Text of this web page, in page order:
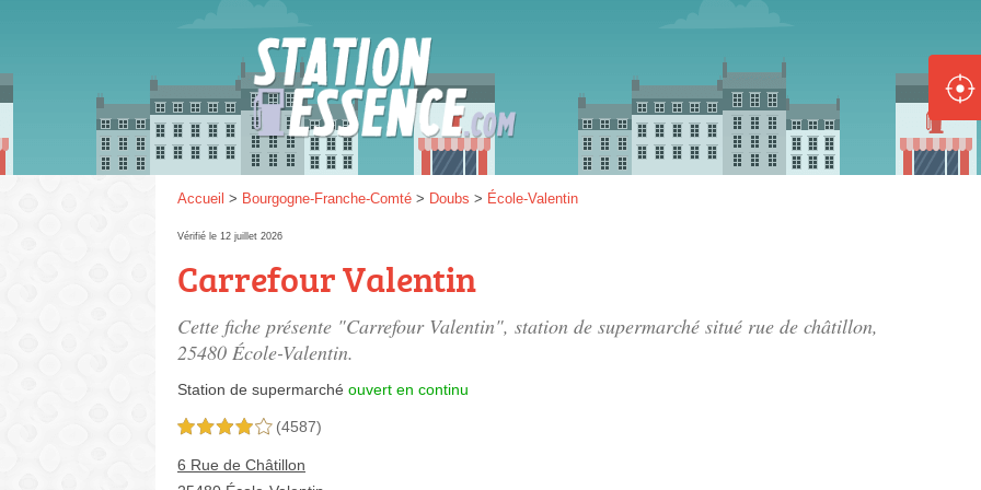
Accueil > Bourgogne-Franche-Comté > Doubs > École-Valentin
Vérifié le 12 juillet 2026
Carrefour Valentin
Cette fiche présente "Carrefour Valentin", station de supermarché situé rue de châtillon,
25480 École-Valentin.
Station de supermarché ouvert en continu
4,0 étoiles sur 5 (4587)
6 Rue de Châtillon
Gazole :
Disponible Épuisé
SP 98 :
SP 95 :
Disponible Épuisé